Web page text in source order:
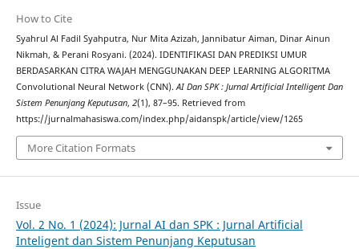
How to Cite
Syahrul Al Fadil Syahputra, Nur Mita Azizah, Jannibatur Aiman, Dinar Ainun
Nikmah, & Perani Rosyani. (2024). IDENTIFIKASI DAN PREDIKSI UMUR
BERDASARKAN CITRA WAJAH MENGGUNAKAN DEEP LEARNING ALGORITMA
Convolutional Neural Network (CNN).AI Dan SPK : Jurnal Artificial Intelligent Dan
Sistem Penunjang Keputusan, 2(1), 87–95. Retrieved from
https://jurnalmahasiswa.com/index.php/aidanspk/article/view/1265
More Citation Formats
Issue
Vol. 2 No. 1 (2024): Jurnal AI dan SPK : Jurnal Artificial
Inteligent dan Sistem Penunjang Keputusan